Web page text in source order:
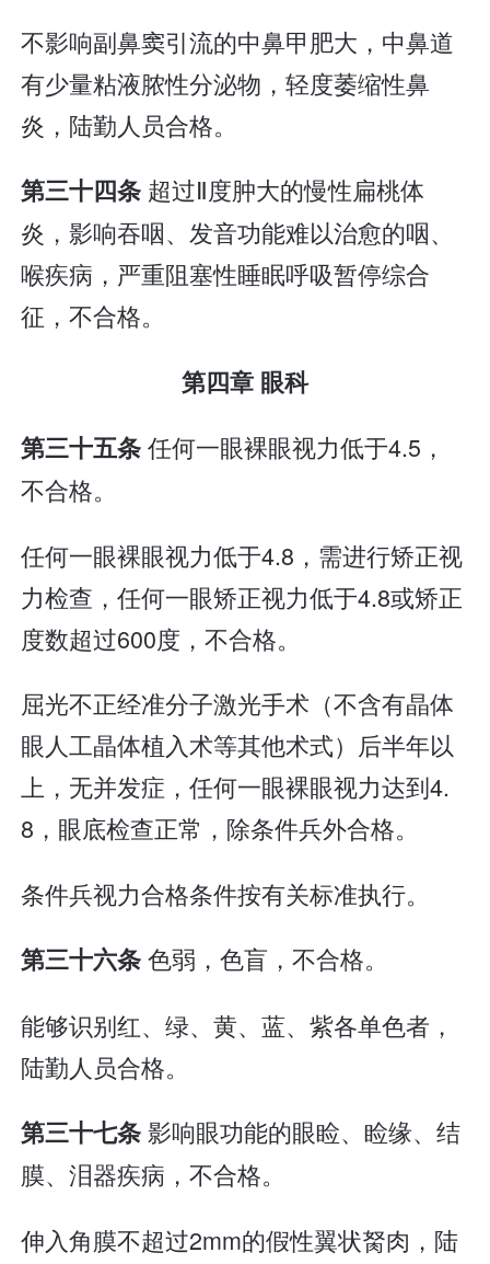
不影响副鼻窦引流的中鼻甲肥大，中鼻道
有少量粘液脓性分泌物，轻度萎缩性鼻
炎，陆勤人员合格。
第三十四条 超过Ⅱ度肿大的慢性扁桃体
炎，影响吞咽、发音功能难以治愈的咽、
喉疾病，严重阻塞性睡眠呼吸暂停综合
征，不合格。
第四章 眼科
第三十五条任何一眼裸眼视力低于4.5，
不合格。
任何一眼裸眼视力低于4.8，需进行矫正视
力检查，任何一眼矫正视力低于4.8或矫正
度数超过600度，不合格。
屈光不正经准分子激光手术（不含有晶体
眼人工晶体植入术等其他术式）后半年以
上，无并发症，任何一眼裸眼视力达到4.
8，眼底检查正常，除条件兵外合格。
条件兵视力合格条件按有关标准执行。
第三十六条色弱，色盲，不合格。
能够识别红、绿、黄、蓝、紫各单色者，
陆勤人员合格。
第三十七条影响眼功能的眼睑、睑缘、结
膜、泪器疾病，不合格。
伸入角膜不超过2mm的假性翼状胬肉，陆